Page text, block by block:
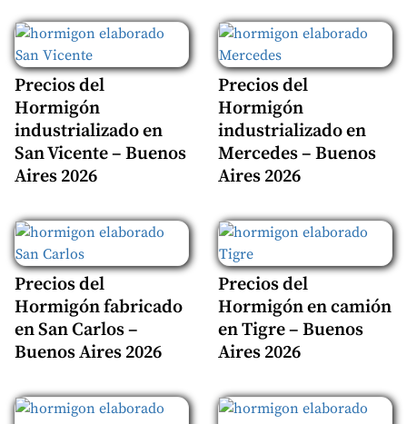
Precios del
Hormigón
industrializado en
San Vicente – Buenos
Aires 2026
Precios del
Hormigón
industrializado en
Mercedes – Buenos
Aires 2026
Precios del
Hormigón fabricado
en San Carlos –
Buenos Aires 2026
Precios del
Hormigón en camión
en Tigre – Buenos
Aires 2026